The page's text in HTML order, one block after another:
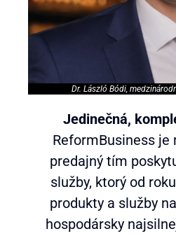
Dr. László Bódi,
Jedinečná,
ReformBusiness je
predajný tím
služby, ktorý od
produkty a služby
hospodársky